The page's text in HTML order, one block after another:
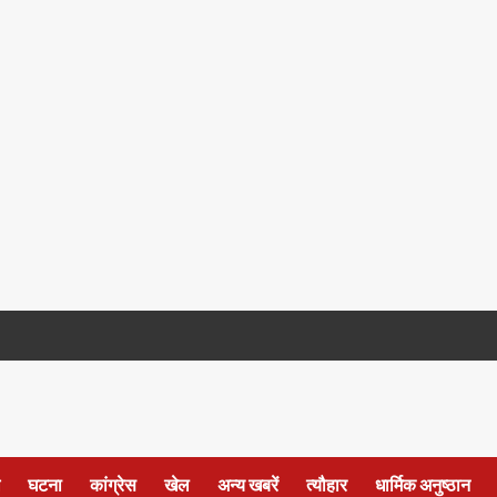
घटना कांग्रेस खेल अन्य खबरें त्यौहार धार्मिक अनुष्ठान